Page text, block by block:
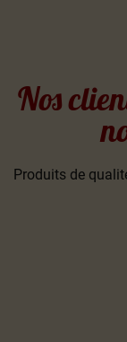
Nos
Produits de